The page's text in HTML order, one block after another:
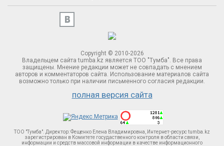
Copyright © 2010-2026
Владельцем сайта tumba.kz является ТОО "Тумба". Все права
защищены. Мнение редакции может не совпадать с мнением
авторов и комментаторов сайта. Использование материалов сайта
возможно только при наличии письменного согласия редакции.
полная версия сайта
ТОО "Тумба". Директор: Фещенко Елена Владимировна, Интернет-ресурс tumba.kz
зарегистрирован в Комитете госудаственного контроля в области связи,
информации и средств массовой информации в качестве информационного